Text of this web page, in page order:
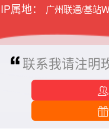
IP属地：
广州联通/基站
联系我请注明